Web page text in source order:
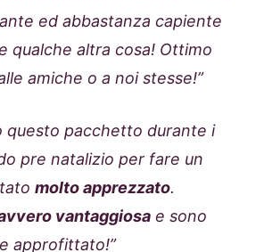
ed abbastanza capiente
qualche altra cosa! Ottimo
amiche o a noi stesse!”
questo pacchetto durante i
pre natalizio per fare un
molto apprezzato.
vantaggiosa e sono
approfittato!”